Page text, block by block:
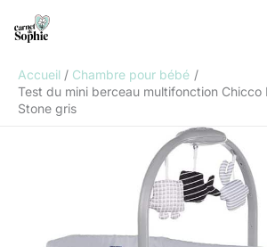
Accueil
Chambre pour bébé
Test du mini berceau multifonction Chicco
Stone gris
e
h
e